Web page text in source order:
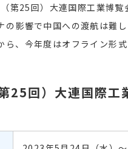
第25回）大連国際工業博覧
の影響で中国への渡航は難
ら、今年度はオフライン形
25回）大連国際工